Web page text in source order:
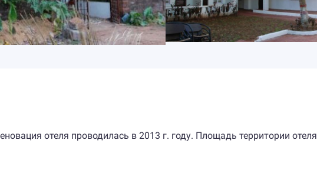
отеля проводилась в 2013 г. году. Площадь территории отеля